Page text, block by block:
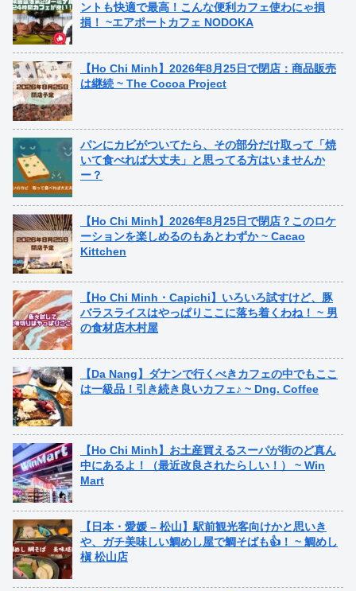
ントも快適で最高！こんな便利カフェ使わにゃ損
損！ ~エアポートカフェ NODOKA
【Ho Chi Minh】2026年8月25日で閉店：商品販売
は継続 ~ The Cocoa Project
パンにカビがついてたら、その部分だけ取って「焼
いて食べれば大丈夫」と思ってる方はいませんか
ー？
【Ho Chi Minh】2026年8月25日で閉店？このロケ
ーションを楽しめるのもあとわずか ~ Cacao
Kittchen
【Ho Chi Minh・Capichi】いろいろ試すけど、豚
バラスライスはやっぱりここに落ち着くわね！ ~ 男
の食材店木村屋
【Da Nang】ダナンで行くべきカフェの中でもここ
は一級品！引き続き良いカフェ♪ ~ Dng. Coffee
【Ho Chi Minh】お土産買えるスーパが街のど真ん
中にあるよ！（最近改良されたらしい！） ~ Win
Mart
【日本・愛媛 – 松山】駅前観光客向けかと思いき
や、ガチ美味しい鯛めし屋で鯛そばも👍！ ~ 鯛めし
槇 松山店